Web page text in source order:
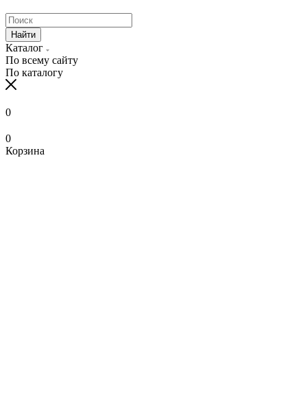
Найти
Каталог
По всему сайту
По каталогу
0
0
Корзина